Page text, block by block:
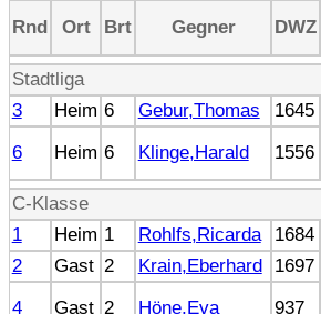
Rnd
Ort Brt Gegner DWZ
Stadtliga
3
Heim 6 Gebur,Thomas 1645
6
Heim 6 Klinge,Harald 1556
C-Klasse
1
Heim 1 Rohlfs,Ricarda 1684
2
Gast 2 Krain,Eberhard 1697
4
Gast 2 Höne,Eva 937